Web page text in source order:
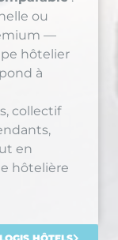
—
hôtelier
à
collectif
en
hôtelière